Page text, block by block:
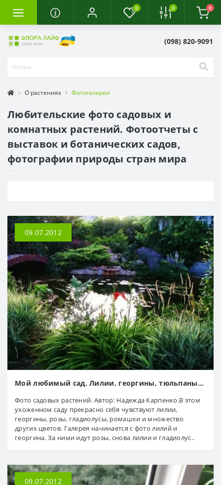
0 0 0
(098) 820-9091
О растениях Фотогалереи
Любительские фото садовых и
комнатных растений. Фотоотчеты с
выставок и ботанических садов,
фотографии природы стран мира
09.07.2012
Мой любимый сад. Лилии, георгины, тюльпаны...
Фото садовых растений. Автор: Надежда Карпенко.В этом
ухоженном саду прекрасно себя чувствуют лилии,
георгины, розы, гладиолусы, ромашки и множество
других цветов. Галерея начинается с фото лилий и
георгина. За ними идут розы, снова лилии и гладиолус..
09.07.2012